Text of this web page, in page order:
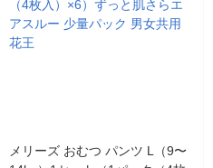
メリーズ おむつ パンツ L（9〜